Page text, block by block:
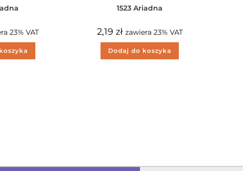
23% VAT
1523 Ariadna
2,19 zł zawiera 23% VAT
Dodaj do koszyka